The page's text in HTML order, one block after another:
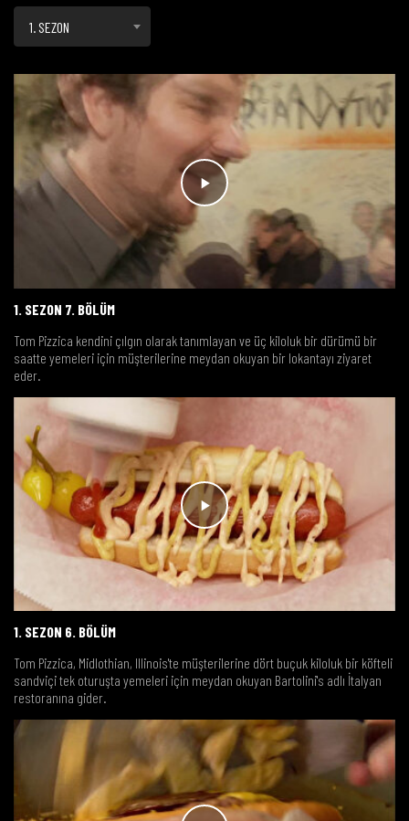
1. SEZON
1. SEZON 7. BÖLÜM
Tom Pizzica kendini çılgın olarak tanımlayan ve üç kiloluk bir dürümü bir
saatte yemeleri için müşterilerine meydan okuyan bir lokantayı ziyaret
eder.
1. SEZON 6. BÖLÜM
Tom Pizzica, Midlothian, Illinois'te müşterilerine dört buçuk kiloluk bir köfteli
sandviçi tek oturuşta yemeleri için meydan okuyan Bartolini's adlı İtalyan
restoranına gider.